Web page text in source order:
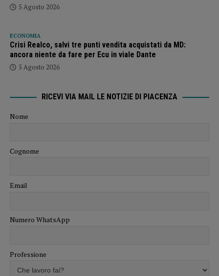
5 Agosto 2026
ECONOMIA
Crisi Realco, salvi tre punti vendita acquistati da MD:
ancora niente da fare per Ecu in viale Dante
5 Agosto 2026
RICEVI VIA MAIL LE NOTIZIE DI PIACENZA
Nome
Cognome
Email
Numero WhatsApp
Professione